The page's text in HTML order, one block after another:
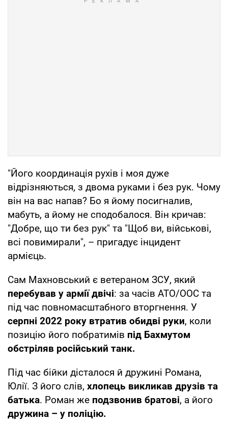
"Його координація рухів і моя дуже
відрізняються, з двома руками і без рук. Чому
він на вас напав? Бо я йому посигналив,
мабуть, а йому не сподобалося. Він кричав:
"Добре, що ти без рук" та "Щоб ви, військові,
всі повимирали", – пригадує інцидент
армієць.
Сам Махновський є ветераном ЗСУ, який
перебував у армії двічі: за часів АТО/ООС та
під час повномасштабного вторгнення. У
серпні 2022 року втратив обидві руки, коли
позицію його побратимів під Бахмутом
обстріляв російський танк.
Під час бійки дісталося й дружині Романа,
Юлії. З його слів, хлопець викликав друзів та
батька. Роман же подзвонив братові, а його
дружина – у поліцію.